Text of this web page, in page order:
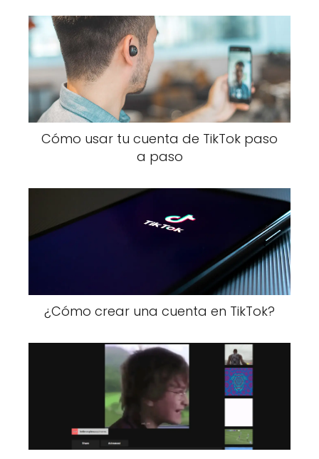
Cómo usar tu cuenta de TikTok paso
a paso
¿Cómo crear una cuenta en TikTok?